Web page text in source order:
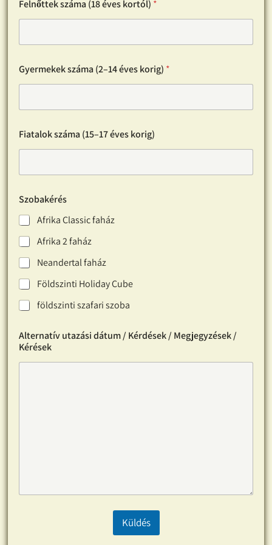
í
m
Felnőttek száma (18 éves kortól) *
Gyermekek száma (2–14 éves korig) *
Fiatalok száma (15–17 éves korig)
Szobakérés
Afrika Classic faház
Afrika 2 faház
Neandertal faház
Földszinti Holiday Cube
földszinti szafari szoba
Alternatív utazási dátum / Kérdések / Megjegyzések /
Kérések
Küldés